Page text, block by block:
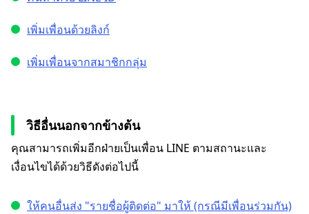
เพิ่มเพื่อนด้วยลิงก์
เพิ่มเพื่อนจากสมาชิกกลุ่ม
วิธีอื่นนอกจากข้างต้น
คุณสามารถเพิ่มอีกฝ่ายเป็นเพื่อน LINE ตามสถานะและ
เงื่อนไขได้ด้วยวิธีดังต่อไปนี้
ให้คนอื่นส่ง "รายชื่อผู้ติดต่อ" มาให้ (กรณีมีเพื่อนร่วมกัน)